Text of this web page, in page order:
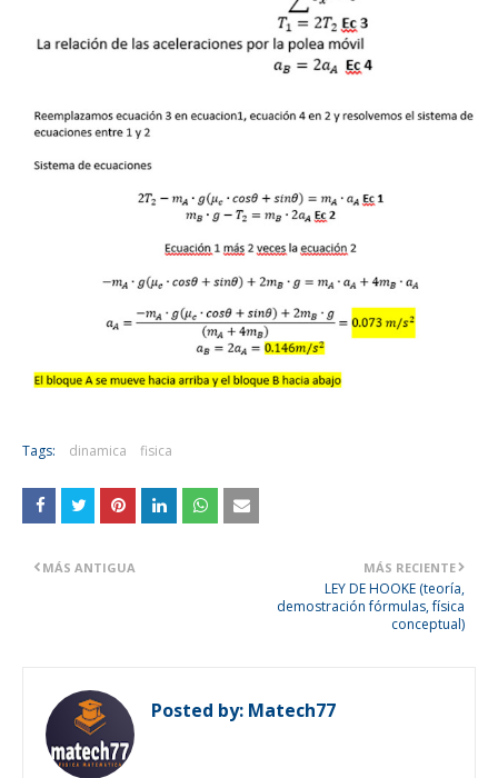
Tags: dinamica fisica
MÁS RECIENTE
LEY DE HOOKE (teoría,
demostración fórmulas, física
conceptual)
MÁS ANTIGUA
Posted by: Matech77